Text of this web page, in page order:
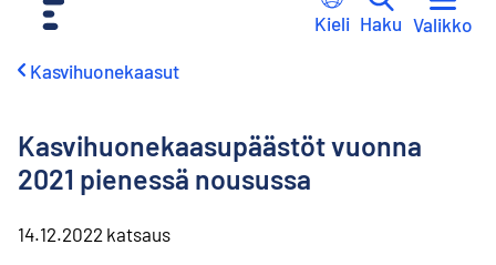
Kieli Haku Valikko
Kasvihuonekaasut
Kasvihuonekaasupäästöt vuonna
2021 pienessä nousussa
14.12.2022 katsaus